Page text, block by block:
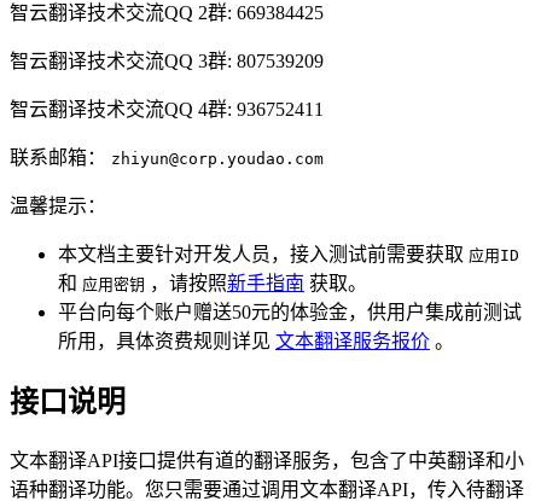
智云翻译技术交流QQ 2群: 669384425
智云翻译技术交流QQ 3群: 807539209
智云翻译技术交流QQ 4群: 936752411
联系邮箱： zhiyun@corp.youdao.com
温馨提示：
本文档主要针对开发人员，接入测试前需要获取 应用ID
和 应用密钥 ，请按照新手指南 获取。
平台向每个账户赠送50元的体验金，供用户集成前测试
所用，具体资费规则详见 文本翻译服务报价 。
接口说明
文本翻译API接口提供有道的翻译服务，包含了中英翻译和小
语种翻译功能。您只需要通过调用文本翻译API，传入待翻译